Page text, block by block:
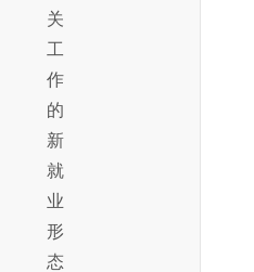
关
工
作
的
新
就
业
形
态